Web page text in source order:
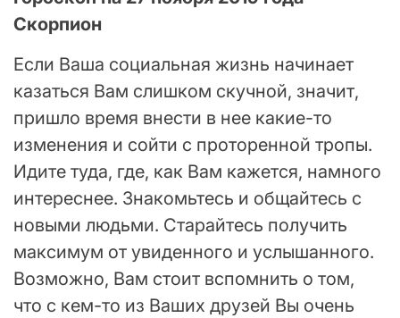
Скорпион
Если Ваша социальная жизнь начинает
казаться Вам слишком скучной, значит,
пришло время внести в нее какие-то
изменения и сойти с проторенной тропы.
Идите туда, где, как Вам кажется, намного
интереснее. Знакомьтесь и общайтесь с
новыми людьми. Старайтесь получить
максимум от увиденного и услышанного.
Возможно, Вам стоит вспомнить о том,
что с кем-то из Ваших друзей Вы очень